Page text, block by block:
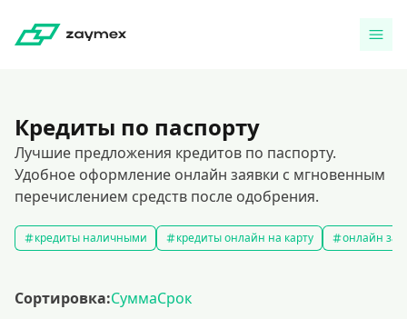
Кредиты по паспорту
Лучшие предложения кредитов по паспорту.
Удобное оформление онлайн заявки с мгновенным
перечислением средств после одобрения.
кредиты наличными кредиты онлайн на карту онлайн
Сортировка:СуммаСрок